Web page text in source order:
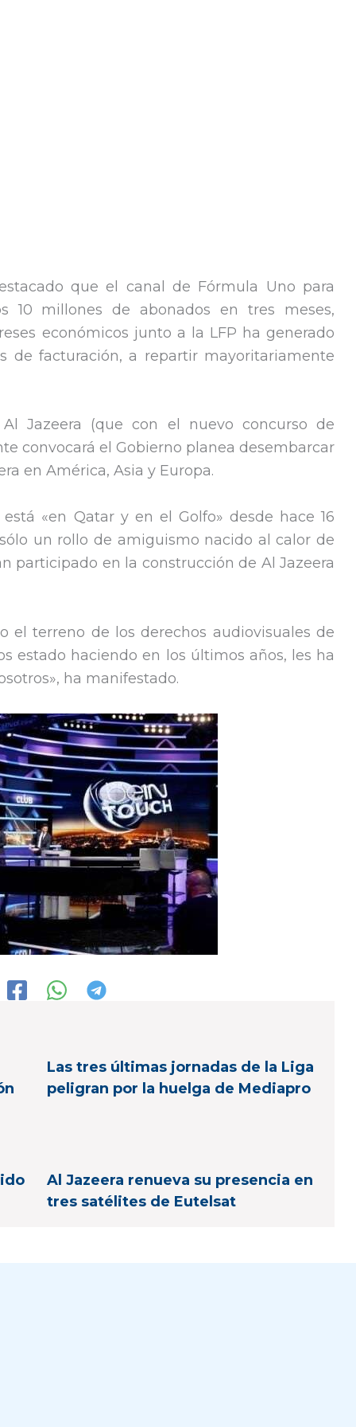
que el canal de Fórmula Uno para
10 millones de abonados en tres meses,
económicos junto a la LFP ha generado
de facturación, a repartir mayoritariamente
Jazeera (que con el nuevo concurso de
convocará el Gobierno planea desembarcar
en América, Asia y Europa.
«en Qatar y en el Golfo» desde hace 16
un rollo de amiguismo nacido al calor de
participado en la construcción de Al Jazeera
el terreno de los derechos audiovisuales de
estado haciendo en los últimos años, les ha
ha manifestado.
Las tres últimas jornadas de la Liga
peligran por la huelga de Mediapro
Al Jazeera renueva su presencia en
tres satélites de Eutelsat